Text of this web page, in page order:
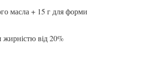
масла + 15 г для форми
від 20%